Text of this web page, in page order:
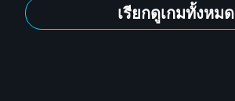
เรียกดูเกมทั้งหมด